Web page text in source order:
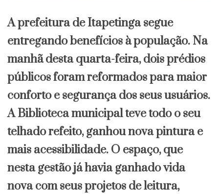
A prefeitura de Itapetinga segue
entregando benefícios à população. Na
manhã desta quarta-feira, dois prédios
públicos foram reformados para maior
conforto e segurança dos seus usuários.
A Biblioteca municipal teve todo o seu
telhado refeito, ganhou nova pintura e
mais acessibilidade. O espaço, que
nesta gestão já havia ganhado vida
nova com seus projetos de leitura,